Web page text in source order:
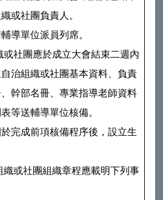
或社團負責人。
導單位派員列席。
社團應於成立大會結束二週內
治組織或社團基本資料、負責
幹部名冊、專業指導老師資料
等送輔導單位核備。
完成前項核備程序後，設立生
或社團組織章程應載明下列事